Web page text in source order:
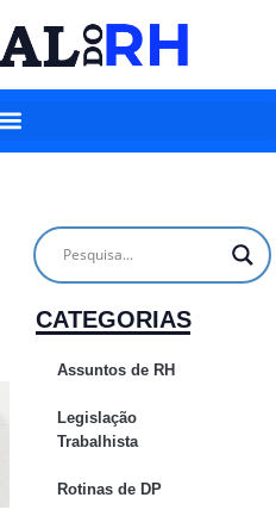
CATEGORIAS
Assuntos de RH
Legislação
Trabalhista
Rotinas de DP